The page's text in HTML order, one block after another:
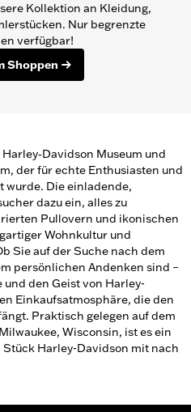
Kollektion an Kleidung,
Nur begrenzte
verfügbar!
Shoppen
Museum und
der für echte Enthusiasten und
wurde. Die einladende,
dazu ein, alles zu
Pullovern und ikonischen
Wohnkultur und
Sie auf der Suche nach dem
persönlichen Andenken sind –
den Geist von Harley-
Einkaufsatmosphäre, die den
Praktisch gelegen auf dem
Wisconsin, ist es ein
Harley-Davidson mit nach